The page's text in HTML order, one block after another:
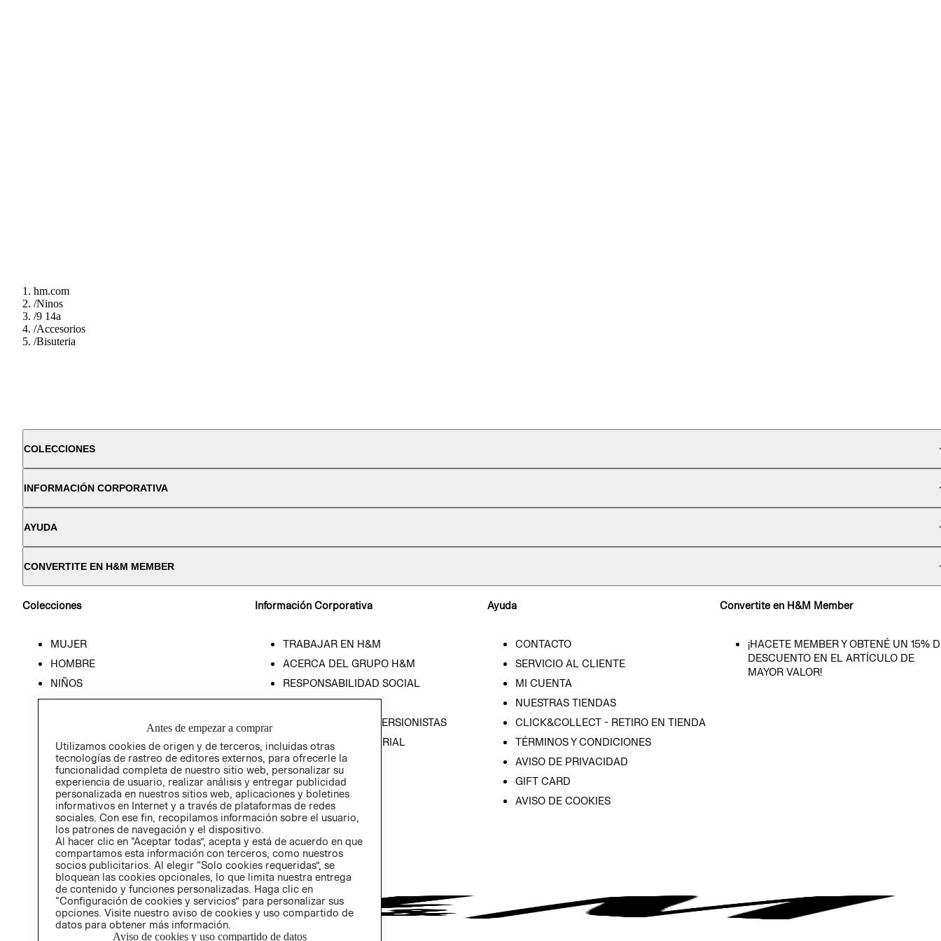
hm.com
/Ninos
/9 14a
/Accesorios
/Bisuteria
COLECCIONES
INFORMACIÓN CORPORATIVA
AYUDA
CONVERTITE EN H&M MEMBER
Colecciones
MUJER
HOMBRE
NIÑOS
HOME
Información Corporativa
TRABAJAR EN H&M
ACERCA DEL GRUPO H&M
RESPONSABILIDAD SOCIAL
PRENSA
RELACIÓN CON INVERSIONISTAS
POLÍTICA EMPRESARIAL
Ayuda
CONTACTO
SERVICIO AL CLIENTE
MI CUENTA
NUESTRAS TIENDAS
CLICK&COLLECT - RETIRO EN TIENDA
TÉRMINOS Y CONDICIONES
AVISO DE PRIVACIDAD
GIFT CARD
AVISO DE COOKIES
Convertite en H&M Member
¡HACETE MEMBER Y OBTENÉ UN 15%
DESCUENTO EN EL ARTÍCULO DE
MAYOR VALOR!
Antes de empezar a comprar
Utilizamos cookies de origen y de terceros, incluidas otras
tecnologías de rastreo de editores externos, para ofrecerle la
funcionalidad completa de nuestro sitio web, personalizar su
experiencia de usuario, realizar análisis y entregar publicidad
personalizada en nuestros sitios web, aplicaciones y boletines
informativos en Internet y a través de plataformas de redes
sociales. Con ese fin, recopilamos información sobre el usuario,
los patrones de navegación y el dispositivo.
Al hacer clic en “Aceptar todas”, acepta y está de acuerdo en que
compartamos esta información con terceros, como nuestros
socios publicitarios. Al elegir “Solo cookies requeridas”, se
bloquean las cookies opcionales, lo que limita nuestra entrega
de contenido y funciones personalizadas. Haga clic en
“Configuración de cookies y servicios” para personalizar sus
opciones. Visite nuestro aviso de cookies y uso compartido de
datos para obtener más información.
Aviso de cookies y uso compartido de datos